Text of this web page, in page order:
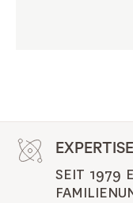
EXPERTISE
SEIT 1979